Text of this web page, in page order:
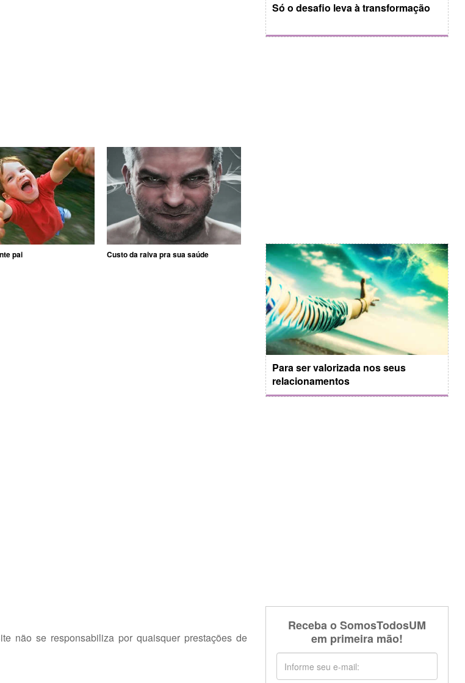
pai Custo da raiva pra sua saúde
não se responsabiliza por quaisquer prestações de
Só o desafio leva à transformação
Para ser valorizada nos seus
relacionamentos
Receba o SomosTodosUM
em primeira mão!